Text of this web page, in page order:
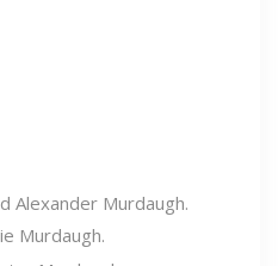
Alexander Murdaugh.
Murdaugh.